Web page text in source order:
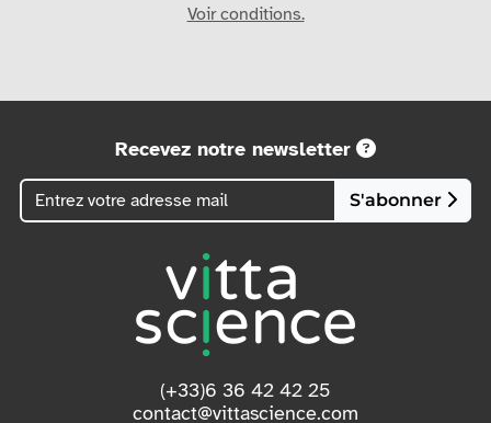
Voir conditions.
Recevez notre newsletter
S'abonner
(+33)6 36 42 42 25
contact@vittascience.com